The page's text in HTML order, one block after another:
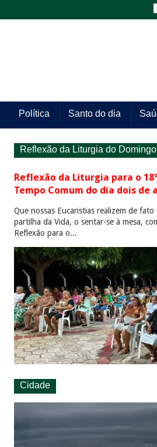
Política Santo do dia
Reflexão da Liturgia do Domingo
Reflexão da Liturgia para o
Tempo Comum do dia dois de
Que nossas Eucaristias realizem de
partilha da Vida, o sentar-se à mesa,
Reflexão para o...
Cidade